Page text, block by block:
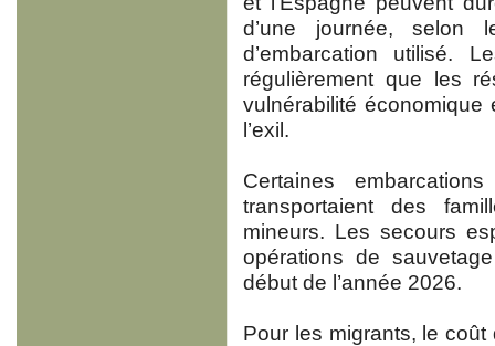
d’une journée, selon
d’embarcation utilisé.
régulièrement que les
vulnérabilité
l’exil.
Certaines
transportaient des
mineurs. Les secours
opérations de
début de l’année 2026.
Pour les migrants, le